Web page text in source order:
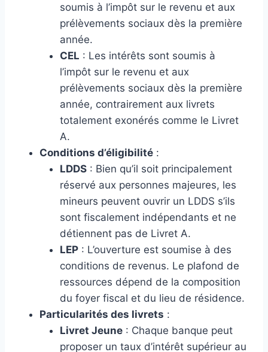
soumis à l’impôt sur le revenu et aux
prélèvements sociaux dès la première
année.
CEL : Les intérêts sont soumis à
l’impôt sur le revenu et aux
prélèvements sociaux dès la première
année, contrairement aux livrets
totalement exonérés comme le Livret
A.
Conditions d’éligibilité :
LDDS : Bien qu’il soit principalement
réservé aux personnes majeures, les
mineurs peuvent ouvrir un LDDS s’ils
sont fiscalement indépendants et ne
détiennent pas de Livret A.
LEP : L’ouverture est soumise à des
conditions de revenus. Le plafond de
ressources dépend de la composition
du foyer fiscal et du lieu de résidence.
Particularités des livrets :
Livret Jeune : Chaque banque peut
proposer un taux d’intérêt supérieur au